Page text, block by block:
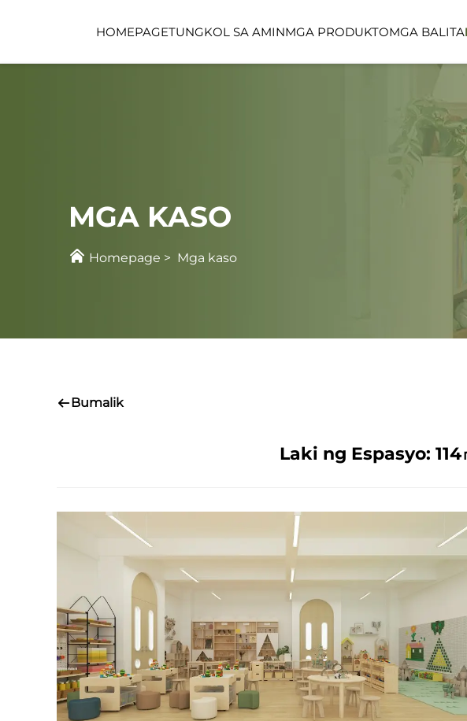
HOMEPAGETUNGKOL SA AMINMGA PRODUKTO
LINEA
MGA BALITA
MGA KASO
Homepage > Mga kaso
Bumalik
Laki ng Espasyo: